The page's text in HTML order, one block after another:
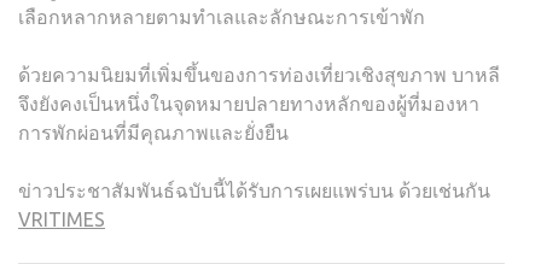
เลือกหลากหลายตามทำเลและลักษณะการเข้าพัก
ด้วยความนิยมที่เพิ่มขึ้นของการท่องเที่ยวเชิงสุขภาพ บาหลี
จึงยังคงเป็นหนึ่งในจุดหมายปลายทางหลักของผู้ที่มองหา
การพักผ่อนที่มีคุณภาพและยั่งยืน
ข่าวประชาสัมพันธ์ฉบับนี้ได้รับการเผยแพร่บน ด้วยเช่นกัน
VRITIMES